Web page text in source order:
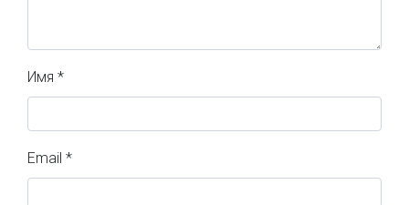
Имя *
Email *